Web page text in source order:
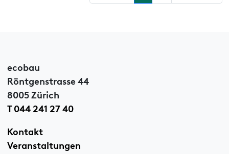
ecobau
Röntgenstrasse 44
8005 Zürich
T 044 241 27 40
Kontakt
Veranstaltungen